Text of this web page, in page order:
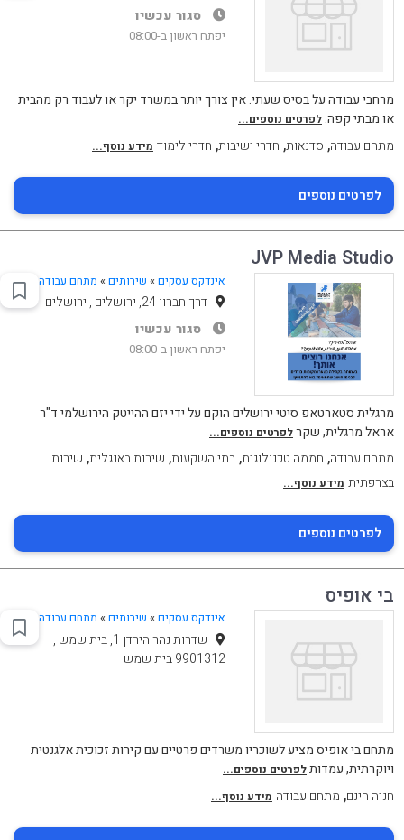
סגור עכשיו
יפתח ראשון ב-08:00
מרחבי עבודה על בסיס שעתי. אין צורך יותר במשרד יקר או לעבוד רק מהבית
או מבתי קפה.לפרטים נוספים...
מתחם עבודה, סדנאות, חדרי ישיבות, חדרי לימוד מידע נוסף...
לפרטים נוספים
JVP Media Studio
אינדקס עסקים » שירותים» מתחם עבודה
דרך חברון 24, ירושלים , ירושלים
סגור עכשיו
יפתח ראשון ב-08:00
מרגלית סטארטאפ סיטי ירושלים הוקם על ידי יזם ההייטק הירושלמי ד"ר
אראל מרגלית, שקרלפרטים נוספים...
מתחם עבודה, חממה טכנולוגית,בתי השקעות, שירות באנגלית, שירות
בצרפתית מידע נוסף...
לפרטים נוספים
בי אופיס
אינדקס עסקים » שירותים» מתחם עבודה
שדרות נהר הירדן 1, בית שמש ,
9901312 בית שמש
מתחם בי אופיס מציע לשוכריו משרדים פרטיים עם קירות זכוכית אלגנטית
ויוקרתית, עמדותלפרטים נוספים...
חניה חינם, מתחם עבודה מידע נוסף...